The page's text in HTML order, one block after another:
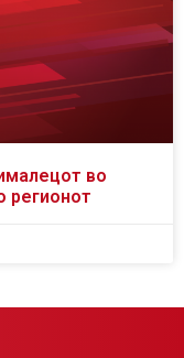
во
регионот